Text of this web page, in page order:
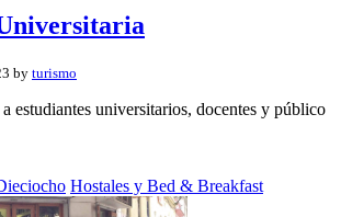
by turismo
estudiantes universitarios, docentes y público
Hostales y Bed & Breakfast